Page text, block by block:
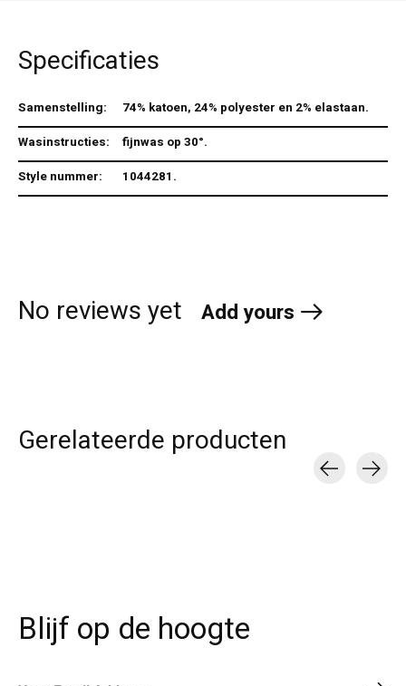
Specificaties
Samenstelling:
74% katoen, 24% polyester en 2% elastaan.
Wasinstructies:
fijnwas op 30°.
Style nummer:
1044281.
No reviews yet Add yours
Gerelateerde producten
Blijf op de hoogte